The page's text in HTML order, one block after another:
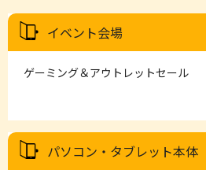
イベント会場
ゲーミング＆アウトレットセール
パソコン・タブレット本体